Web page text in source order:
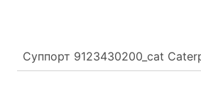
Суппорт 9123430200_cat